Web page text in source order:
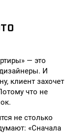
— это
И
клиент захочет
что не
не столько
«Сначала